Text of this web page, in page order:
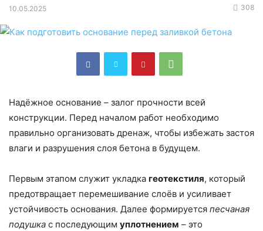
10.05.2025 308
Надёжное основание – залог прочности всей
конструкции. Перед началом работ необходимо
правильно организовать дренаж, чтобы избежать застоя
влаги и разрушения слоя бетона в будущем.
Первым этапом служит укладка геотекстиля, который
предотвращает перемешивание слоёв и усиливает
устойчивость основания. Далее формируется песчаная
подушка с последующим уплотнением – это